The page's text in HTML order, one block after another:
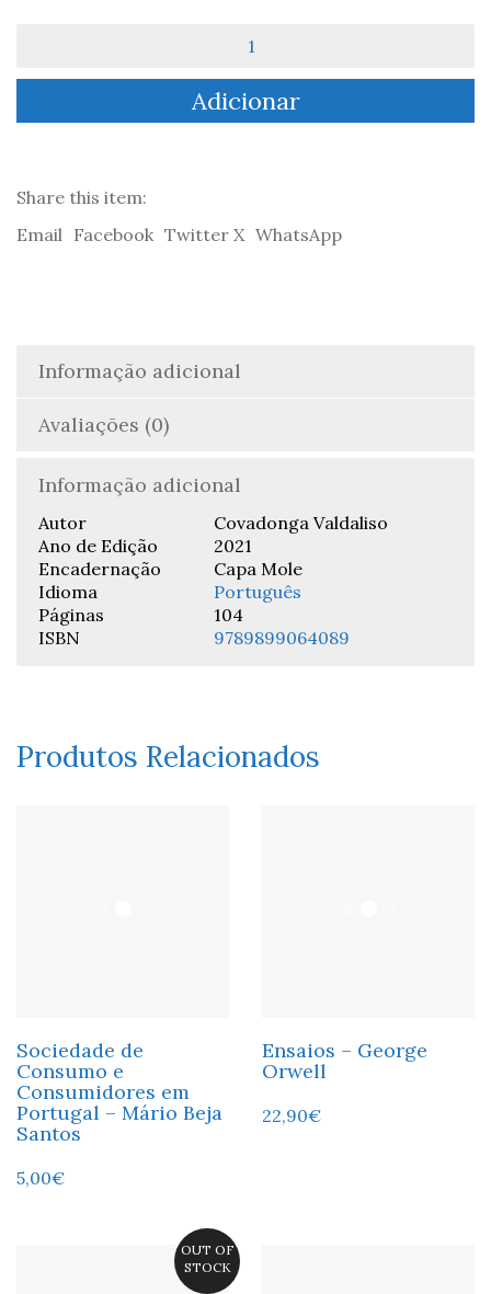
Museus
Lisboa
Valdaliso
Adicionar
Share this item:
Email Facebook Twitter X WhatsApp
Informação adicional
Avaliações (0)
Informação adicional
Autor
Covadonga Valdaliso
Ano de Edição
2021
Encadernação
Capa Mole
Idioma
Português
Páginas
104
ISBN
9789899064089
Produtos Relacionados
Sociedade de
Consumo e
Consumidores em
Portugal – Mário Beja
Santos
5,00€
Ensaios – George
Orwell
22,90€
OUT OF
STOCK